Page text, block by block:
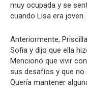
muy ocupada y se
cuando Lisa era
Anteriormente,
Sofia y dijo que ella
Mencionó que vivir
sus desafíos y que no
Quería mantener